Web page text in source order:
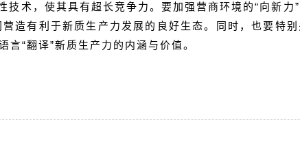
术，使其具有超长竞争力。要加强营商环境的“向新力
造有利于新质生产力发展的良好生态。同时，也要特
“翻译”新质生产力的内涵与价值。